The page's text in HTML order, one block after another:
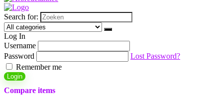
Search for:
Log In
Username
Password
Lost Password?
Remember me
Login
Compare items